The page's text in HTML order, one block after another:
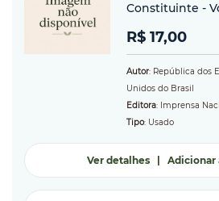
Constituinte -
R$ 17,00
Autor: República dos
Unidos do Brasil
Editora: Imprensa
Tipo: Usado
Ver detalhes| Adicionar